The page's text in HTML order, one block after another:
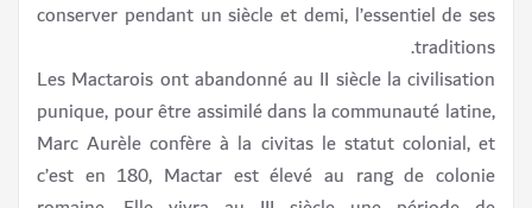
conserver pendant un siècle et demi, l’essentiel de ses
traditions.
Les Mactarois ont abandonné au II siècle la civilisation
punique, pour être assimilé dans la communauté latine,
Marc Aurèle confère à la civitas le statut colonial, et
c’est en 180, Mactar est élevé au rang de colonie